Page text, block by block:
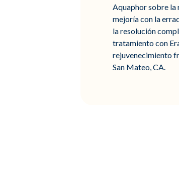
Aquaphor sobre la
mejoría con la
la resolución
tratamiento con
rejuvenecimiento
San Mateo, CA.